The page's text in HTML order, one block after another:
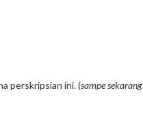
perskripsian ini. (sampe sekarang